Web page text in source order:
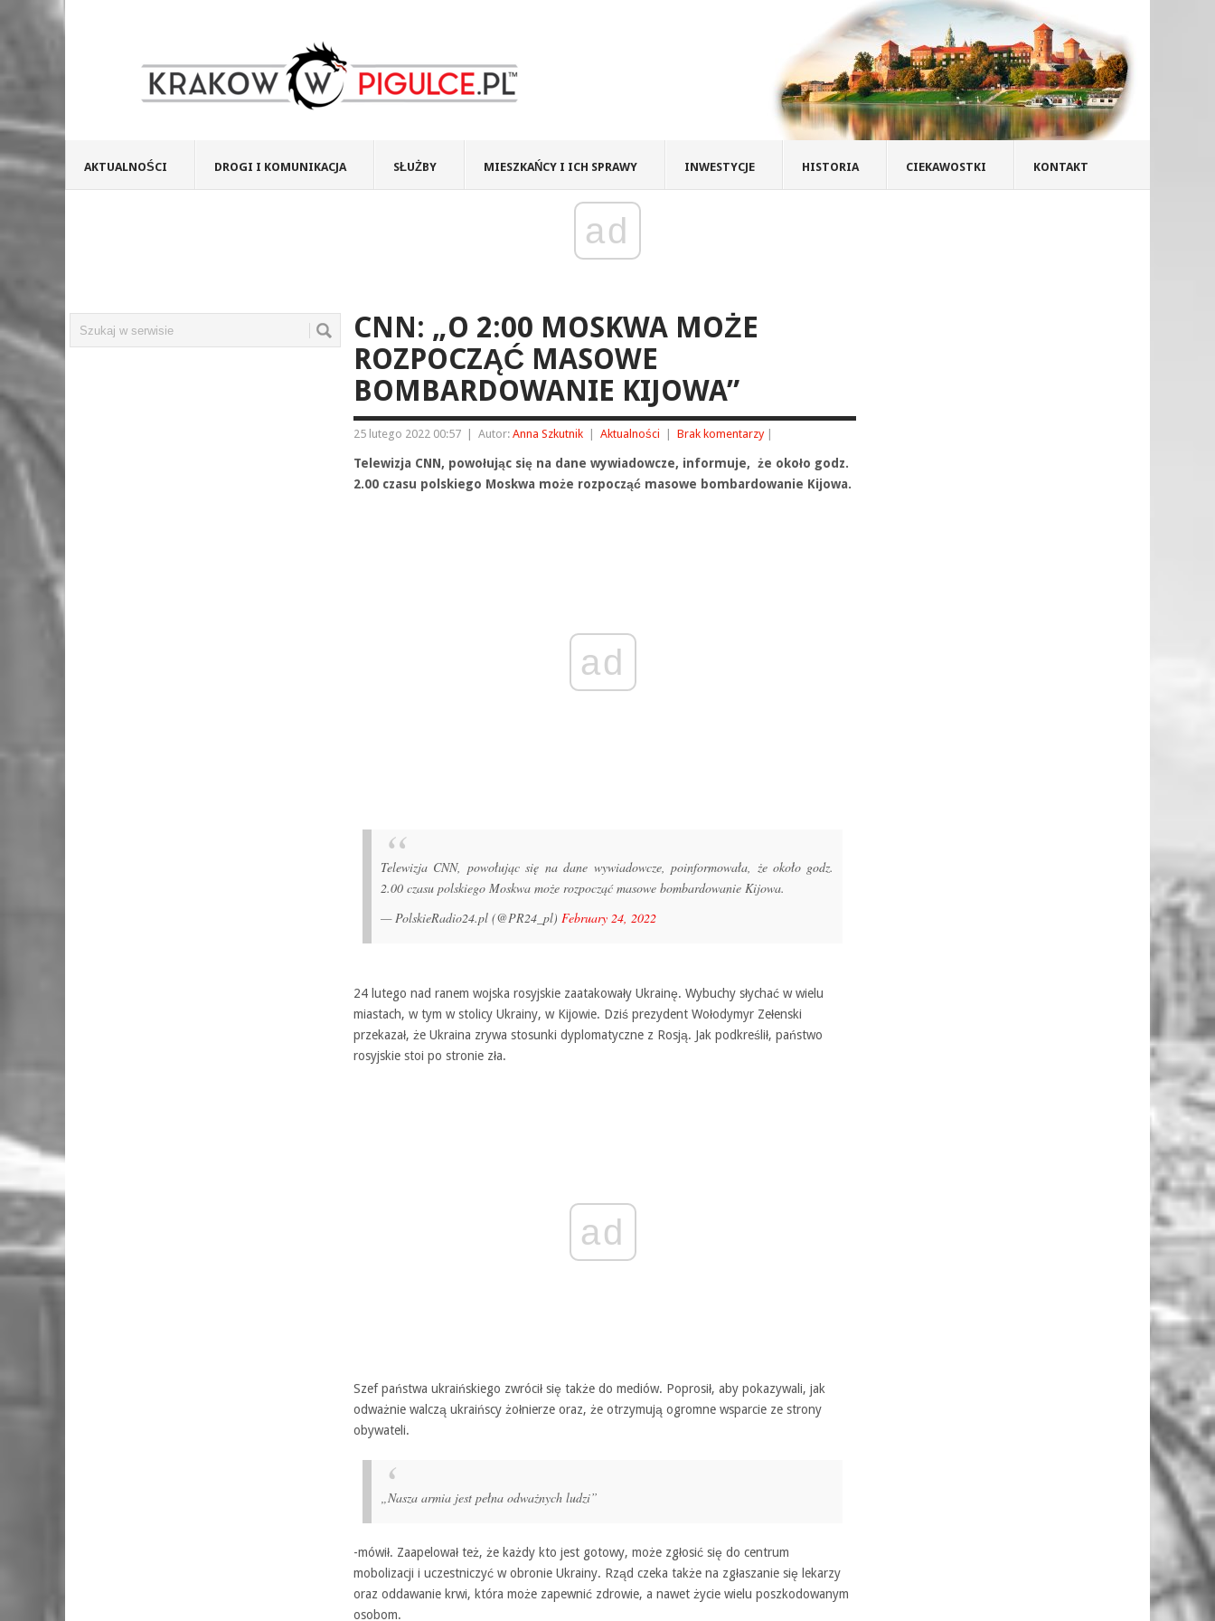
AKTUALNOŚCI DROGI I KOMUNIKACJA SŁUŻBY MIESZKAŃCY I ICH SPRAWY INWESTYCJE HISTORIA CIEKAWOSTKI KONTAKT
ad
CNN: „O 2:00 MOSKWA MOŻE
ROZPOCZĄĆ MASOWE
BOMBARDOWANIE KIJOWA”
25 lutego 2022 00:57 Autor: Anna Szkutnik Aktualności Brak komentarzy
Telewizja CNN, powołując się na dane wywiadowcze, informuje, że około godz.
2.00 czasu polskiego Moskwa może rozpocząć masowe bombardowanie Kijowa.
ad
Telewizja CNN, powołując się na dane wywiadowcze, poinformowała, że około godz.
2.00 czasu polskiego Moskwa może rozpocząć masowe bombardowanie Kijowa.
— PolskieRadio24.pl (@PR24_pl) February 24, 2022
24 lutego nad ranem wojska rosyjskie zaatakowały Ukrainę. Wybuchy słychać w wielu
miastach, w tym w stolicy Ukrainy, w Kijowie. Dziś prezydent Wołodymyr Zełenski
przekazał, że Ukraina zrywa stosunki dyplomatyczne z Rosją. Jak podkreślił, państwo
rosyjskie stoi po stronie zła.
ad
Szef państwa ukraińskiego zwrócił się także do mediów. Poprosił, aby pokazywali, jak
odważnie walczą ukraińscy żołnierze oraz, że otrzymują ogromne wsparcie ze strony
obywateli.
„Nasza armia jest pełna odważnych ludzi”
-mówił. Zaapelował też, że każdy kto jest gotowy, może zgłosić się do centrum
mobolizacji i uczestniczyć w obronie Ukrainy. Rząd czeka także na zgłaszanie się lekarzy
oraz oddawanie krwi, która może zapewnić zdrowie, a nawet życie wielu poszkodowanym
osobom.